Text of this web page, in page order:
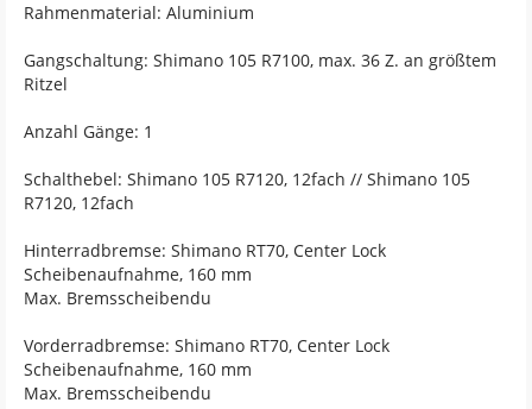
Rahmenmaterial: Aluminium
Gangschaltung: Shimano 105 R7100, max. 36 Z. an größtem
Ritzel
Anzahl Gänge: 1
Schalthebel: Shimano 105 R7120, 12fach // Shimano 105
R7120, 12fach
Hinterradbremse: Shimano RT70, Center Lock
Scheibenaufnahme, 160 mm
Max. Bremsscheibendu
Vorderradbremse: Shimano RT70, Center Lock
Scheibenaufnahme, 160 mm
Max. Bremsscheibendu